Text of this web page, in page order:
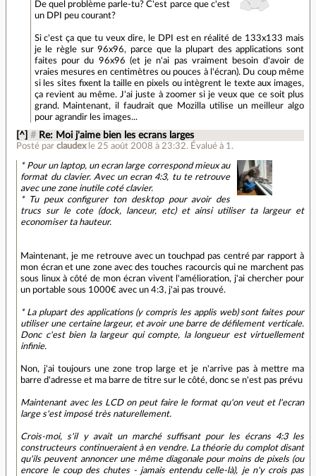
De quel problème parle-tu? C'est parce que c'est
un DPI peu courant?
Si c'est ça que tu veux dire, le DPI est en réalité de 133x133 mais
je le règle sur 96x96, parce que la plupart des applications sont
faites pour du 96x96 (et je n'ai pas vraiment besoin d'avoir de
vraies mesures en centimètres ou pouces à l'écran). Du coup même
si les sites fixent la taille en pixels ou intègrent le texte aux images,
ça revient au même. J'ai juste à zoomer si je veux que ce soit plus
grand. Maintenant, il faudrait que Mozilla utilise un meilleur algo
pour agrandir les images...
[^] # Re: Moi j'aime bien les ecrans larges
Posté parclaudex le 25 août 2008 à 23:32. Évalué à 1 .
* Pour un laptop, un ecran large correspond mieux au
format du clavier. Avec un ecran 4:3, tu te retrouve
avec une zone inutile coté clavier.
* Tu peux configurer ton desktop pour avoir des
trucs sur le cote (dock, lanceur, etc) et ainsi utiliser ta largeur et
economiser ta hauteur.
Maintenant, je me retrouve avec un touchpad pas centré par rapport à
mon écran et une zone avec des touches racourcis qui ne marchent pas
sous linux à côté de mon écran vivent l'amélioration, j'ai chercher pour
un portable sous 1000€ avec un 4:3, j'ai pas trouvé.
* La plupart des applications (y compris les applis web) sont faites pour
utiliser une certaine largeur, et avoir une barre de défilement verticale.
Donc c'est bien la largeur qui compte, la longueur est virtuellement
infinie.
Non, j'ai toujours une zone trop large et je n'arrive pas à mettre ma
barre d'adresse et ma barre de titre sur le côté, donc se n'est pas prévu
Maintenant avec les LCD on peut faire le format qu'on veut et l'ecran
large s'est imposé très naturellement.
Crois-moi, s'il y avait un marché suffisant pour les écrans 4:3 les
constructeurs continueraient à en vendre. La théorie du complot disant
qu'ils peuvent annoncer une même diagonale pour moins de pixels (ou
encore le coup des chutes - jamais entendu celle-là), je n'y crois pas